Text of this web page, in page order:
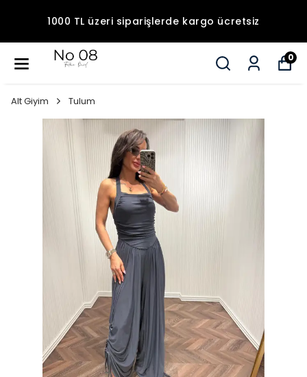
1000 TL üzeri siparişlerde kargo ücretsiz
0
Alt Giyim Tulum